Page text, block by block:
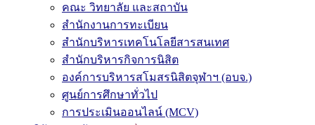
คณะ วิทยาลัย และสถาบัน
สำนักงานการทะเบียน
สำนักบริหารเทคโนโลยีสารสนเทศ
สำนักบริหารกิจการนิสิต
องค์การบริหารสโมสรนิสิตจุฬาฯ (อบจ.)
ศูนย์การศึกษาทั่วไป
การประเมินออนไลน์ (MCV)